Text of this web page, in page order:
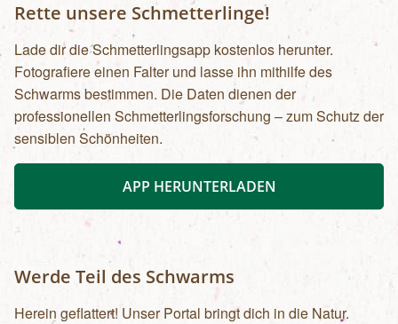
Rette unsere Schmetterlinge!
Lade dir die Schmetterlingsapp kostenlos herunter.
Fotografiere einen Falter und lasse ihn mithilfe des
Schwarms bestimmen. Die Daten dienen der
professionellen Schmetterlingsforschung – zum Schutz der
sensiblen Schönheiten.
APP HERUNTERLADEN
Werde Teil des Schwarms
Herein geflattert! Unser Portal bringt dich in die Natur.